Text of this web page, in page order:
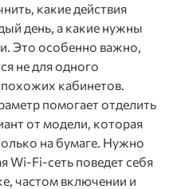
какие действия
день, а какие нужны
Это особенно важно,
не для одного
кабинетов.
помогает отделить
от модели, которая
на бумаге. Нужно
Wi-Fi-сеть поведет себя
частом включении и